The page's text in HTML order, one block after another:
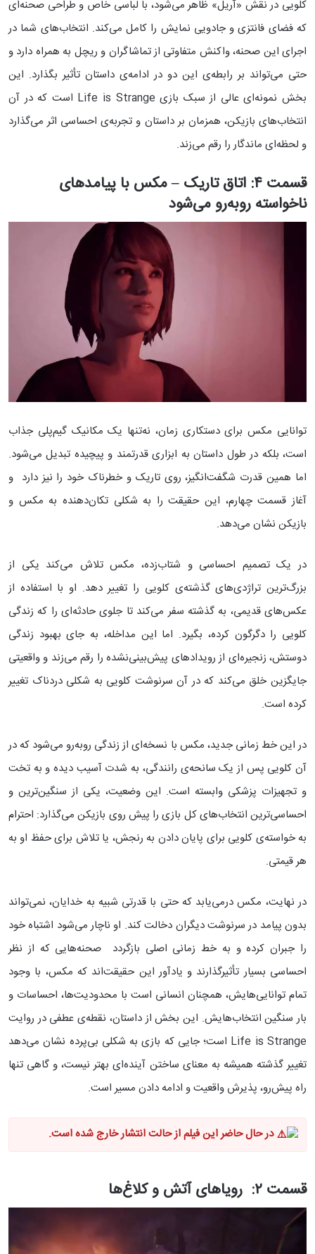
کلویی در نقش «آریل» ظاهر می‌شود، با لباسی خاص و طراحی صحنه‌ای
که فضای فانتزی و جادویی نمایش را کامل می‌کند. انتخاب‌های شما در
اجرای این صحنه، واکنش متفاوتی از تماشاگران و ریچل به همراه دارد و
حتی می‌تواند بر رابطه‌ی این دو در ادامه‌ی داستان تأثیر بگذارد. این
بخش نمونه‌ای عالی از سبک بازی Life is Strange است که در آن
انتخاب‌های بازیکن، همزمان بر داستان و تجربه‌ی احساسی اثر می‌گذارد
و لحظه‌ای ماندگار را رقم می‌زند.
قسمت ۴: اتاق تاریک – مکس با پیامدهای
ناخواسته روبه‌رو می‌شود
توانایی مکس برای دستکاری زمان، نه‌تنها یک مکانیک گیم‌پلی جذاب
است، بلکه در طول داستان به ابزاری قدرتمند و پیچیده تبدیل می‌شود.
اما همین قدرت شگفت‌انگیز، روی تاریک و خطرناک خود را نیز دارد و
آغاز قسمت چهارم، این حقیقت را به شکلی تکان‌دهنده به مکس و
بازیکن نشان می‌دهد.
در یک تصمیم احساسی و شتاب‌زده، مکس تلاش می‌کند یکی از
بزرگ‌ترین تراژدی‌های گذشته‌ی کلویی را تغییر دهد. او با استفاده از
عکس‌های قدیمی، به گذشته سفر می‌کند تا جلوی حادثه‌ای را که زندگی
کلویی را دگرگون کرده، بگیرد. اما این مداخله، به جای بهبود زندگی
دوستش، زنجیره‌ای از رویدادهای پیش‌بینی‌نشده را رقم می‌زند و واقعیتی
جایگزین خلق می‌کند که در آن سرنوشت کلویی به شکلی دردناک تغییر
کرده است.
در این خط زمانی جدید، مکس با نسخه‌ای از زندگی روبه‌رو می‌شود که در
آن کلویی پس از یک سانحه‌ی رانندگی، به شدت آسیب دیده و به تخت
و تجهیزات پزشکی وابسته است. این وضعیت، یکی از سنگین‌ترین و
احساسی‌ترین انتخاب‌های کل بازی را پیش روی بازیکن می‌گذارد: احترام
به خواسته‌ی کلویی برای پایان دادن به رنجش، یا تلاش برای حفظ او به
هر قیمتی.
در نهایت، مکس درمی‌یابد که حتی با قدرتی شبیه به خدایان، نمی‌تواند
بدون پیامد در سرنوشت دیگران دخالت کند. او ناچار می‌شود اشتباه خود
را جبران کرده و به خط زمانی اصلی بازگردد صحنه‌هایی که از نظر
احساسی بسیار تأثیرگذارند و یادآور این حقیقت‌اند که مکس، با وجود
تمام توانایی‌هایش، همچنان انسانی است با محدودیت‌ها، احساسات و
بار سنگین انتخاب‌هایش. این بخش از داستان، نقطه‌ی عطفی در روایت
Life is Strange است؛ جایی که بازی به شکلی بی‌پرده نشان می‌دهد
تغییر گذشته همیشه به معنای ساختن آینده‌ای بهتر نیست، و گاهی تنها
راه پیش‌رو، پذیرش واقعیت و ادامه دادن مسیر است.
در حال حاضر این فیلم از حالت انتشار خارج شده است.
قسمت ۲: رویاهای آتش و کلاغ‌ها